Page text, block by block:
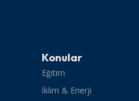
Konular
Eğitim
İklim & Enerji